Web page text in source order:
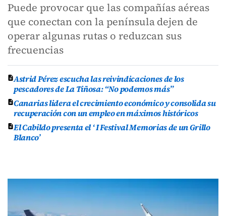
Puede provocar que las compañías aéreas
que conectan con la penínsuladejen de
operar algunas rutas o reduzcan sus
frecuencias
Astrid Pérez escucha las reivindicaciones de los
pescadores de La Tiñosa: “No podemos más”
Canarias lidera el crecimiento económico y consolida su
recuperación con un empleo en máximos históricos
El Cabildo presenta el ‘ I Festival Memorias de un Grillo
Blanco’